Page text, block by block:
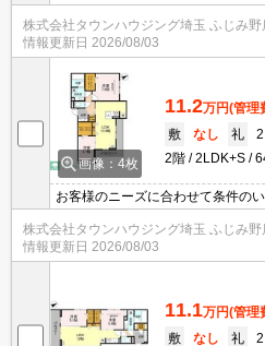
情報数No.1のタウンハウジングま
株式会社タウンハウジング埼玉 ふじみ野
情報更新日 2026/08/03
画像：4枚
11.2万円(管理
敷
なし 礼
2
2階
2LDK+S
お客様のニーズに合わせて条件の
情報数No.1のタウンハウジングま
株式会社タウンハウジング埼玉 ふじみ野
情報更新日 2026/08/03
11.1万円(管理
敷
なし 礼
2